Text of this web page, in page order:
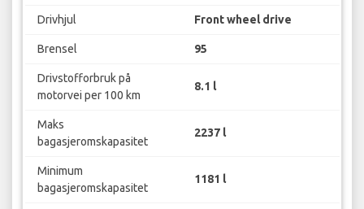
Drivhjul Front wheel drive
Brensel 95
Drivstofforbruk på
motorvei per 100 km
8.1 l
Maks
bagasjeromskapasitet
2237 l
Minimum
bagasjeromskapasitet
1181 l